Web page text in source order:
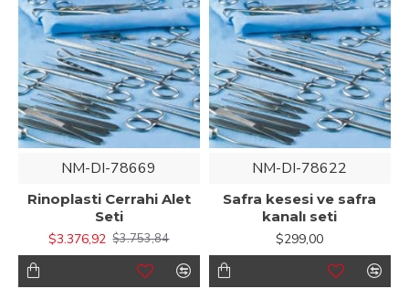
NM-DI-78669
Rinoplasti Cerrahi Alet
Seti
$3.376,92 $3.753,84
NM-DI-78622
Safra kesesi ve safra
kanalı seti
$299,00